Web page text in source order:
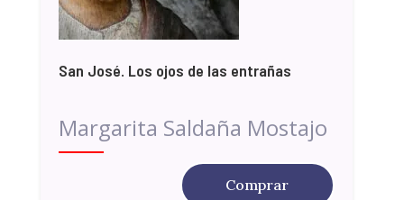
San José. Los ojos de las entrañas
Margarita Saldaña Mostajo
Comprar